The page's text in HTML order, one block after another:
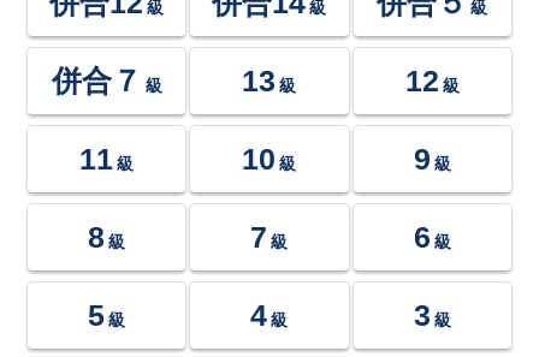
級 級 級
併合７ 級 13 級 12 級
11 級 10 級 9 級
8 級 7 級 6 級
5 級 4 級 3 級